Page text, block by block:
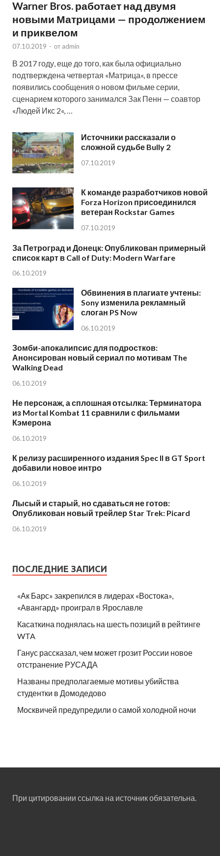
Warner Bros. работает над двумя
новыми Матрицами — продолжением
и приквелом
07.10.2019 - от admin
В 2017 году, еще до того, как была официально
подтверждена четвертая «Матрица«, в прессе
появились сообщения о новом фильме серии,
сценарием которого занимался Зак Пенн — соавтор
«Людей Икс 2«, …
Источники рассказали о
сложной судьбе Bully 2
07.10.2019
К команде разработчиков новой
Forza Horizon присоединился
ветеран Rockstar Games
07.10.2019
За Петроград и Донецк: Опубликован примерный
список карт в Call of Duty: Modern Warfare
06.10.2019
Обвинения в плагиате учтены:
Sony изменила рекламный
слоган PS Now
06.10.2019
Зомби-апокалипсис для подростков:
Анонсирован новый сериал по мотивам The
Walking Dead
06.10.2019
Не персонаж, а сплошная отсылка: Терминатора
из Mortal Kombat 11 сравнили с фильмами
Кэмерона
06.10.2019
К релизу расширенного издания Spec II в GT Sport
добавили новое интро
06.10.2019
Лысый и старый, но сдаваться не готов:
Опубликован новый трейлер Star Trek: Picard
06.10.2019
ПОСЛЕДНИЕ ЗАПИСИ
«Ак Барс» закрепился в лидерах «Востока»,
«Авангард» проиграл в Ярославле
Касаткина поднялась на шесть позиций в рейтинге
WTA
Ганус рассказал, чем может грозит России новое
отстранение РУСАДА
Названы предполагаемые мотивы убийства
студентки в Домодедово
Москвичей предупредили о самой холодной ночи
При цитировании ссылка на источник обязательна.